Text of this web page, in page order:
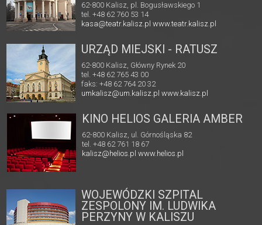
62-800 Kalisz, pl. Bogusławskiego 1
tel. +48 62 760 53 14
kasa@teatr.kalisz.pl www.teatr.kalisz.pl
URZĄD MIEJSKI - RATUSZ
62-800 Kalisz, Główny Rynek 20
tel. +48 62 765 43 00
faks: +48 62 764 20 32
umkalisz@um.kalisz.plwww.kalisz.pl
KINO HELIOS GALERIA AMBER
62-800 Kalisz, ul. Górnośląska 82
tel. +48 62 761 18 67
kalisz@helios.pl www.helios.pl
WOJEWÓDZKI SZPITAL
ZESPOLONY IM. LUDWIKA
PERZYNY W KALISZU